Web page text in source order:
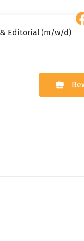
& Editorial (m/w/d)